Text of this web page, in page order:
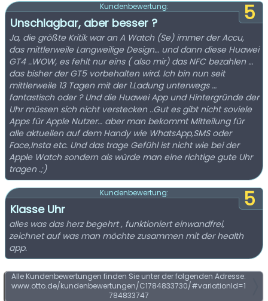
5
Kundenbewertung:
Unschlagbar, aber besser ?
Ja, die größte Kritik war an A Watch (Se) immer der Accu,
das mittlerweile Langweilige Design… und dann diese Huawei
GT4 ..WOW, es fehlt nur eins ( also mir) das NFC bezahlen …
das bisher der GT5 vorbehalten wird. Ich bin nun seit
mittlerweile 13 Tagen mit der 1.Ladung unterwegs …
fantastisch oder ? Und die Huawei App und Hintergründe der
Uhr müssen sich nicht verstecken ..Gut es gibt nicht soviele
Apps für Apple Nutzer… aber man bekommt Mitteilung für
alle aktuellen auf dem Handy wie WhatsApp,SMS oder
Face,Insta etc. Und das trage Gefühl ist nicht wie bei der
Apple Watch sondern als würde man eine richtige gute Uhr
tragen .;)
5
Kundenbewertung:
Klasse Uhr
alles was das herz begehrt , funktioniert einwandfrei,
zeichnet auf was man möchte zusammen mit der health
app.
Alle Kundenbewertungen finden Sie unter der folgenden Adresse:
www.otto.de/kundenbewertungen/C1784833730/#variationId=1
784833747